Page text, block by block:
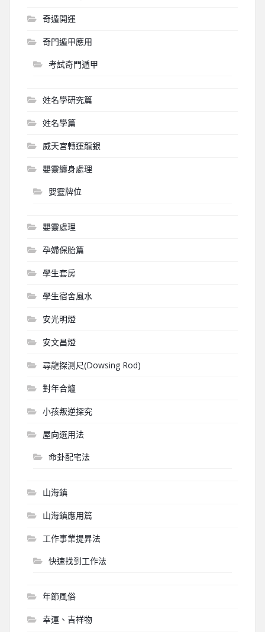
奇遁開運
奇門遁甲應用
考試奇門遁甲
姓名學研究篇
姓名學篇
威天宮轉運龍銀
嬰靈纏身處理
嬰靈牌位
嬰靈處理
孕婦保胎篇
學生套房
學生宿舍風水
安光明燈
安文昌燈
尋龍探測尺(Dowsing Rod)
對年合爐
小孩叛逆探究
屋向選用法
命卦配宅法
山海鎮
山海鎮應用篇
工作事業提昇法
快速找到工作法
年節風俗
幸運、吉祥物